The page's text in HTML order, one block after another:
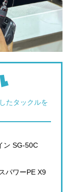
たタックルを
ン SG-50C
パワーPE X9